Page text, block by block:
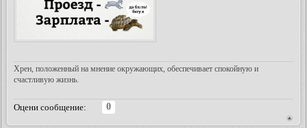
Хрен, положенный на мнение окружающих, обеспечивает спокойную и
счастливую жизнь.
Оцени сообщение:
0